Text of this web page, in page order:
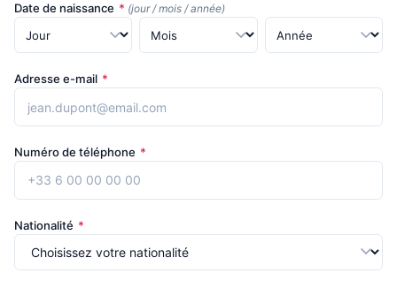
Date de naissance * (jour / mois / année)
Adresse e-mail *
Numéro de téléphone *
Nationalité *